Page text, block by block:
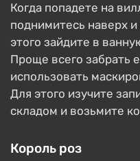
Когда попадете на
поднимитесь наверх
этого зайдите в
Проще всего забрать
использовать
Для этого изучите
складом и возьмите
Король роз